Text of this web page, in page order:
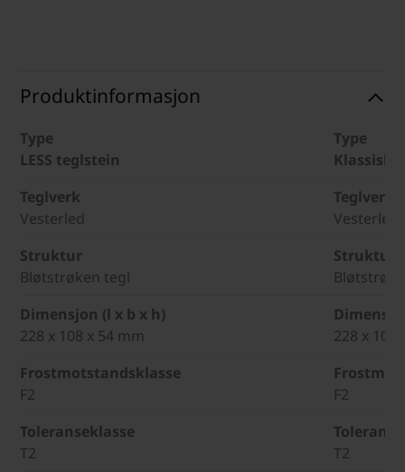
Produktinformasjon
Type
LESS teglstein
Type
Klassisk
Teglverk
Vesterled
Teglverk
Vesterled
Struktur
Bløtstrøken tegl
Struktur
Dimensjon (l x b x h)
228 x 108 x 54 mm
228 x 108
Frostmotstandsklasse
F2
F2
Toleranseklasse
T2
T2